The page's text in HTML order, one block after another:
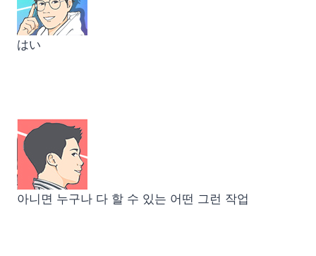
はい
아니면 누구나 다 할 수 있는 어떤 그런 작업